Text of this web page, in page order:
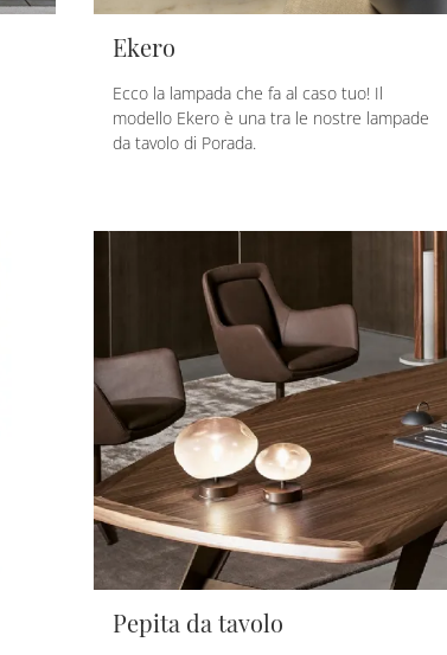
Ekero
Ecco la lampada che fa al caso tuo! Il
modello Ekero è una tra le nostre lampade
da tavolo di Porada.
Pepita da tavolo